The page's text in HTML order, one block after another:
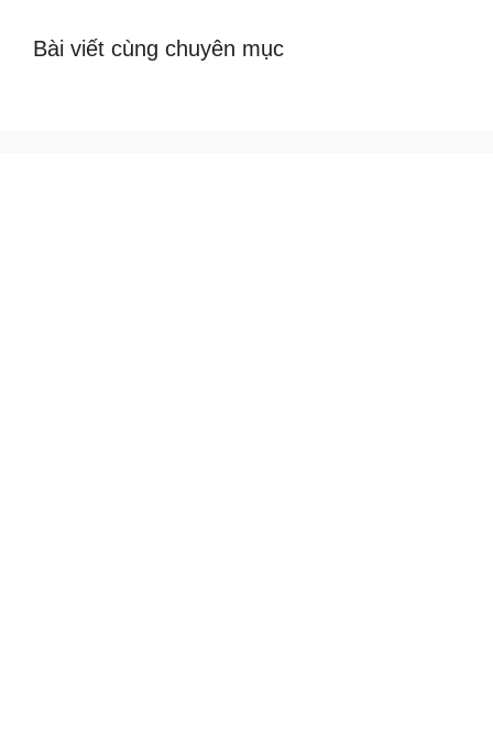
Bài viết cùng chuyên mục